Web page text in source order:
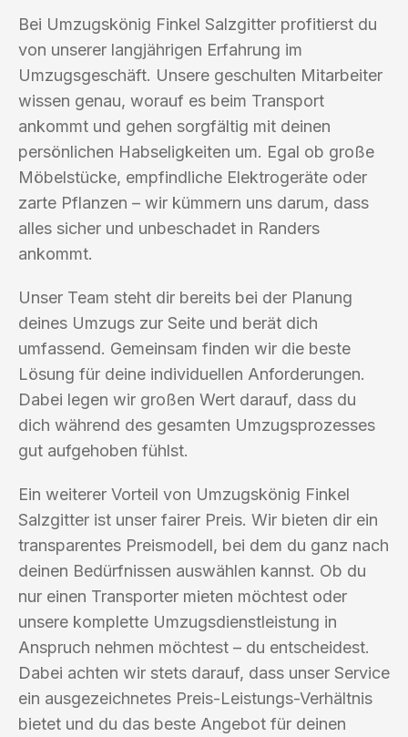
Bei Umzugskönig Finkel Salzgitter profitierst du
von unserer langjährigen Erfahrung im
Umzugsgeschäft. Unsere geschulten Mitarbeiter
wissen genau, worauf es beim Transport
ankommt und gehen sorgfältig mit deinen
persönlichen Habseligkeiten um. Egal ob große
Möbelstücke, empfindliche Elektrogeräte oder
zarte Pflanzen – wir kümmern uns darum, dass
alles sicher und unbeschadet in Randers
ankommt.
Unser Team steht dir bereits bei der Planung
deines Umzugs zur Seite und berät dich
umfassend. Gemeinsam finden wir die beste
Lösung für deine individuellen Anforderungen.
Dabei legen wir großen Wert darauf, dass du
dich während des gesamten Umzugsprozesses
gut aufgehoben fühlst.
Ein weiterer Vorteil von Umzugskönig Finkel
Salzgitter ist unser fairer Preis. Wir bieten dir ein
transparentes Preismodell, bei dem du ganz nach
deinen Bedürfnissen auswählen kannst. Ob du
nur einen Transporter mieten möchtest oder
unsere komplette Umzugsdienstleistung in
Anspruch nehmen möchtest – du entscheidest.
Dabei achten wir stets darauf, dass unser Service
ein ausgezeichnetes Preis-Leistungs-Verhältnis
bietet und du das beste Angebot für deinen